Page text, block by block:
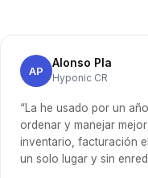
AP
Alonso Pla
Hyponic CR
“La he usado por un
ordenar y manejar
inventario, facturación
un solo lugar y sin